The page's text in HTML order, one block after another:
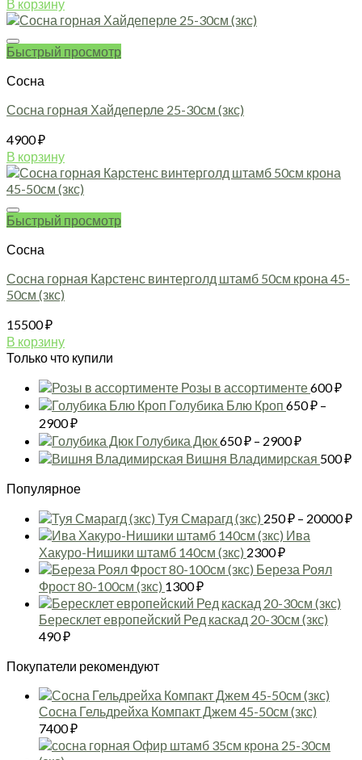
В корзину
Быстрый просмотр
Сосна
Сосна горная Хайдеперле 25-30см (зкс)
4900₽
В корзину
Быстрый просмотр
Сосна
Сосна горная Карстенс винтерголд штамб 50см крона 45-
50см (зкс)
15500₽
В корзину
Только что купили
Розы в ассортименте600₽
Голубика Блю Кроп 650₽ –
2900₽Диапазон
цен:
650 ₽
2900 ₽
Голубика Дюк650₽ – 2900₽Диапазон
цен:
Вишня Владимирская 500₽
Популярное
Туя Смарагд (зкс) 250₽ – 20000₽
Ива
Хакуро-Нишики штамб 140см (зкс) 2300₽
Береза Роял
Фрост 80-100см (зкс) 1300₽
Бересклет европейский Ред каскад 20-30см (зкс)
490₽
Покупатели рекомендуют
Сосна Гельдрейха Компакт Джем 45-50см (зкс)
7400₽